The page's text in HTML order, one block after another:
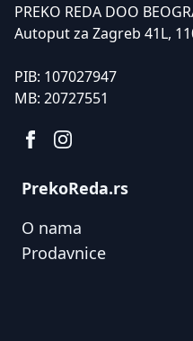
PREKO REDA DOO
Autoput za Zagreb 41L,
PIB: 107027947
MB: 20727551
PrekoReda.rs
O nama
Prodavnice